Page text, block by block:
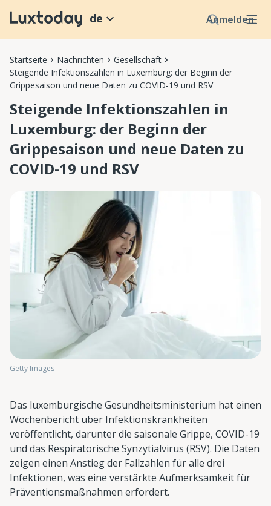
Anmelden
de
Startseite Nachrichten
Gesellschaft
Steigende Infektionszahlen in Luxemburg: der Beginn der
Grippesaison und neue Daten zu COVID-19 und RSV
Steigende Infektionszahlen in
Luxemburg: der Beginn der
Grippesaison und neue Daten zu
COVID-19 und RSV
Getty Images
Das luxemburgische Gesundheitsministerium hat einen
Wochenbericht über Infektionskrankheiten
veröffentlicht, darunter die saisonale Grippe, COVID-19
und das Respiratorische Synzytialvirus (RSV). Die Daten
zeigen einen Anstieg der Fallzahlen für alle drei
Infektionen, was eine verstärkte Aufmerksamkeit für
Präventionsmaßnahmen erfordert.